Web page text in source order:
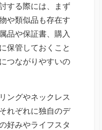
する際には、まず
や類似品も存在す
品や保証書、購入
保管しておくこと
つながりやすいの
ングやネックレス
れぞれに独自のデ
好みやライフスタ